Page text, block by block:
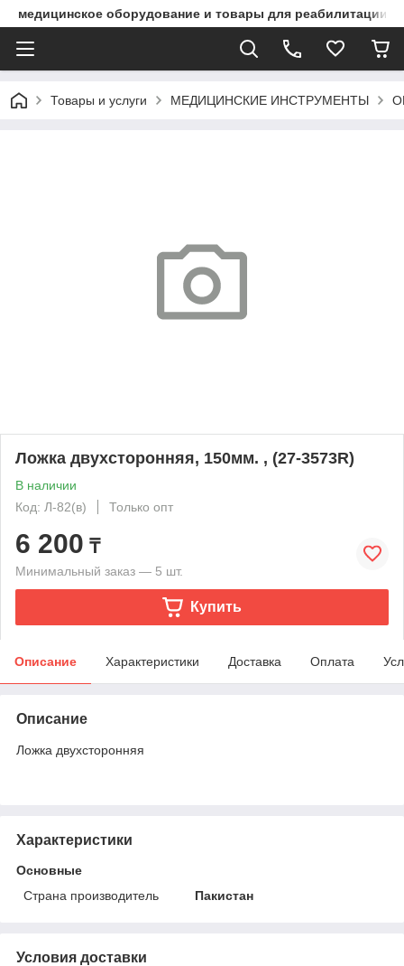
медицинское оборудование и товары для реабилитации
Товары и услуги МЕДИЦИНСКИЕ ИНСТРУМЕНТЫ
Ложка двухсторонняя, 150мм. , (27-3573R)
В наличии
Код: Л-82(в)
Только опт
6 200 ₸
Минимальный заказ — 5 шт.
Купить
Описание Характеристики Доставка Оплата
Описание
Ложка двухсторонняя
Характеристики
Основные
Страна производитель
Пакистан
Условия доставки